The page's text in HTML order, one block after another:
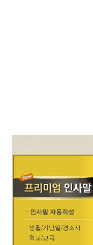
ㆍ인사말 자동작성
생활/기념일/경조사
학교/교육